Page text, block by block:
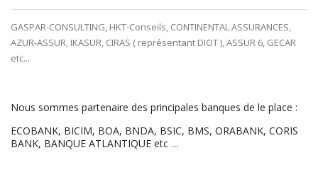
GASPAR-CONSULTING, HKT-Conseils, CONTINENTAL ASSURANCES,
AZUR-ASSUR, IKASUR, CIRAS ( représentant DIOT ), ASSUR 6, GECAR
etc...
Nous sommes partenaire des principales banques de le place :
ECOBANK, BICIM, BOA, BNDA, BSIC, BMS, ORABANK, CORIS
BANK, BANQUE ATLANTIQUE etc …